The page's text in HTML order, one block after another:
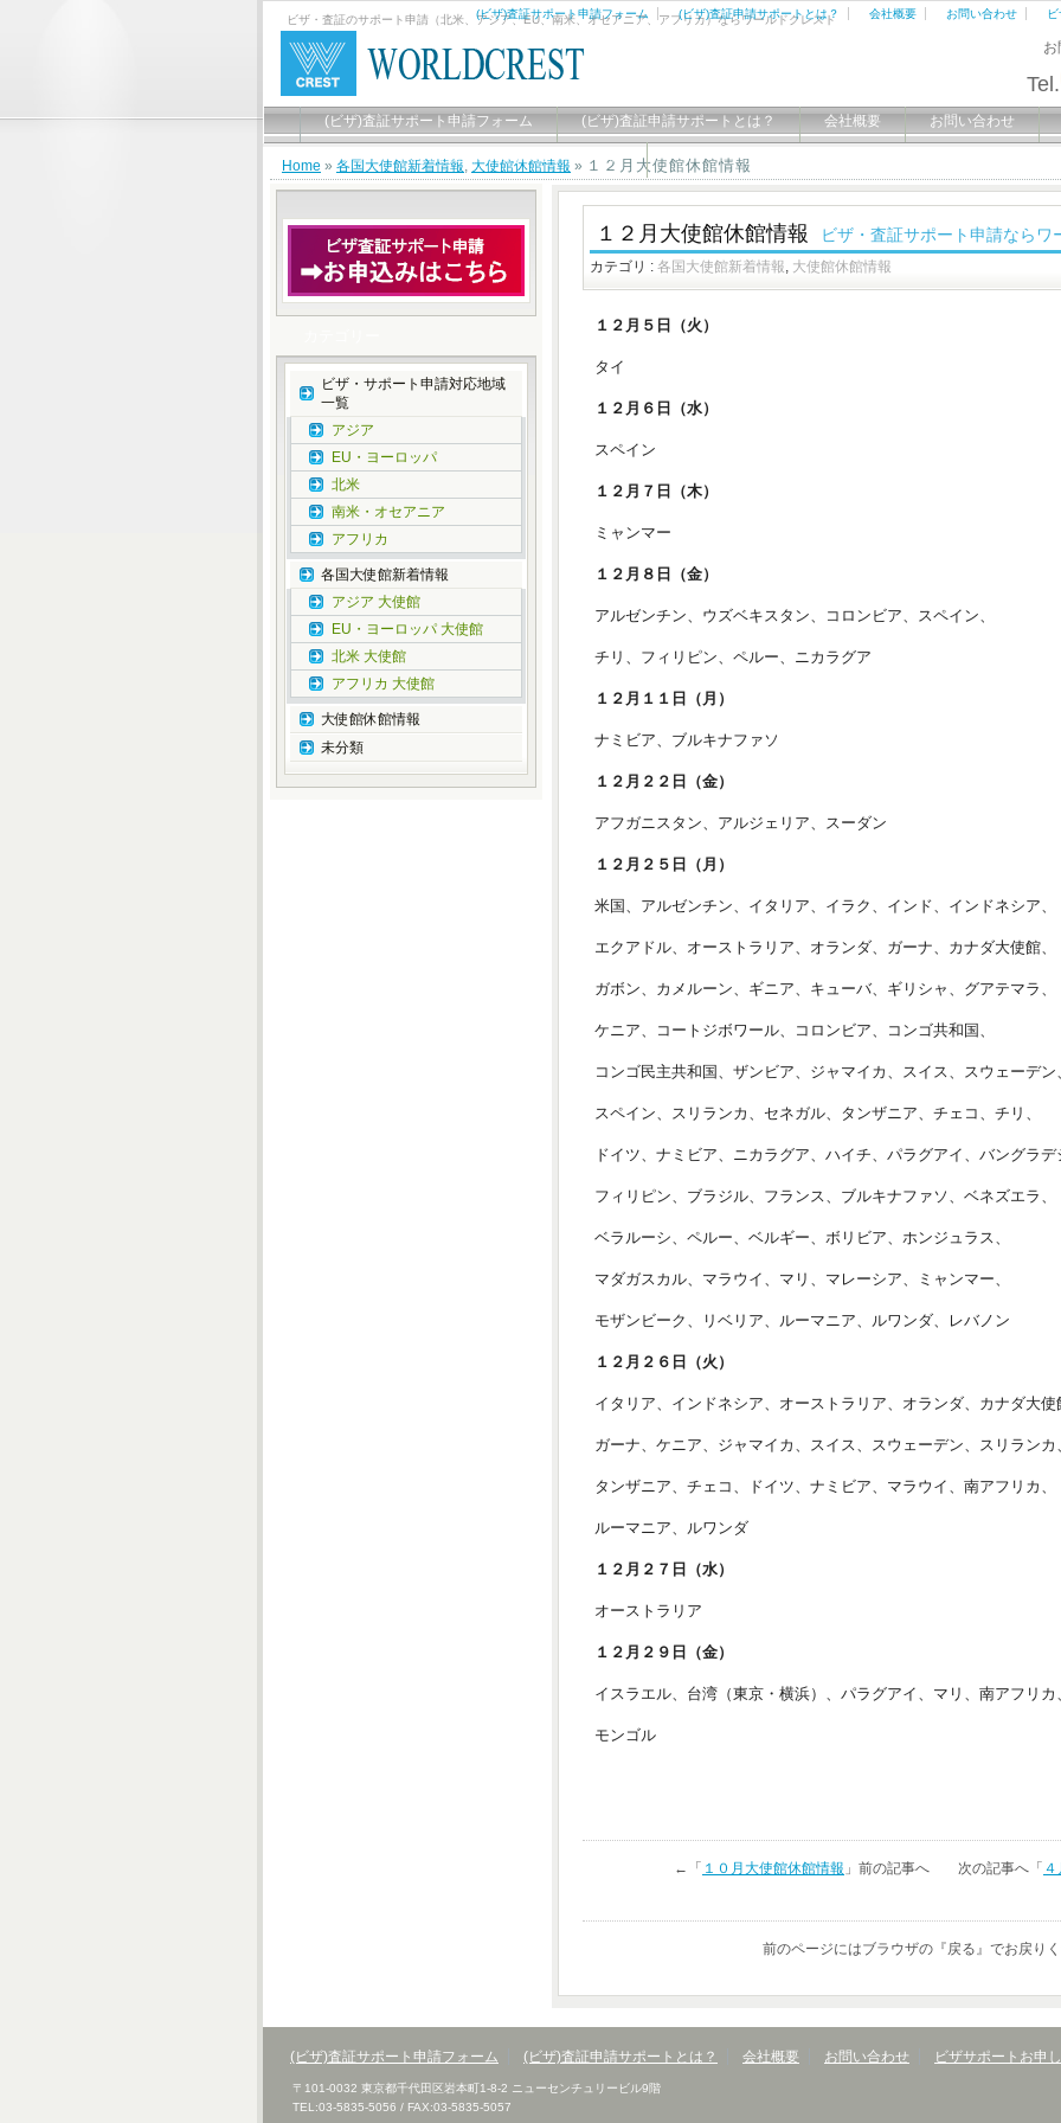
ビザ・査証のサポート申請（北米、アジア、EU、南米、オセアニア、アフリカ）ならワールドクレスト
Tel.
(ビザ)査証サポート申請フォーム (ビザ)査証申請サポートとは？ 会社概要 お問い合わせ
(ビザ)査証サポート申請フォーム (ビザ)査証申請サポートとは？ 会社概要 お問い合わせ
ビザサポートお申し込み有難う御座いました。
Home » 各国大使館新着情報, 大使館休館情報 » １２月大使館休館情報
１２月大使館休館情報 ビザ・査証サポート申請ならワ
カテゴリ : 各国大使館新着情報, 大使館休館情報
１２月５日（火）
タイ
１２月６日（水）
スペイン
１２月７日（木）
ミャンマー
１２月８日（金）
アルゼンチン、ウズベキスタン、コロンビア、スペイン、
チリ、フィリピン、ペルー、ニカラグア
１２月１１日（月）
ナミビア、ブルキナファソ
１２月２２日（金）
アフガニスタン、アルジェリア、スーダン
１２月２５日（月）
米国、アルゼンチン、イタリア、イラク、インド、インドネシア、
エクアドル、オーストラリア、オランダ、ガーナ、カナダ大使館、
ガボン、カメルーン、ギニア、キューバ、ギリシャ、グアテマラ、
ケニア、コートジボワール、コロンビア、コンゴ共和国、
コンゴ民主共和国、ザンビア、ジャマイカ、スイス、スウェーデン
スペイン、スリランカ、セネガル、タンザニア、チェコ、チリ、
ドイツ、ナミビア、ニカラグア、ハイチ、パラグアイ、バングラデ
フィリピン、ブラジル、フランス、ブルキナファソ、ベネズエラ、
ベラルーシ、ペルー、ベルギー、ボリビア、ホンジュラス、
マダガスカル、マラウイ、マリ、マレーシア、ミャンマー、
モザンビーク、リベリア、ルーマニア、ルワンダ、レバノン
１２月２６日（火）
イタリア、インドネシア、オーストラリア、オランダ、カナダ大使
ガーナ、ケニア、ジャマイカ、スイス、スウェーデン、スリランカ
タンザニア、チェコ、ドイツ、ナミビア、マラウイ、南アフリカ、
ルーマニア、ルワンダ
１２月２７日（水）
オーストラリア
１２月２９日（金）
イスラエル、台湾（東京・横浜）、パラグアイ、マリ、南アフリカ
モンゴル
←「 １０月大使館休館情報 」前の記事へ 次の記事へ「
前のページにはブラウザの『戻る』でお戻り
ビザ・サポート申請対応地域
一覧
アジア
EU・ヨーロッパ
北米
南米・オセアニア
アフリカ
各国大使館新着情報
アジア 大使館
EU・ヨーロッパ 大使館
北米 大使館
アフリカ 大使館
大使館休館情報
未分類
(ビザ)査証サポート申請フォーム (ビザ)査証申請サポートとは？ 会社概要 お問い合わせ ビザサポートお申
〒101-0032 東京都千代田区岩本町1-8-2 ニューセンチュリービル9階
TEL:03-5835-5056 / FAX:03-5835-5057